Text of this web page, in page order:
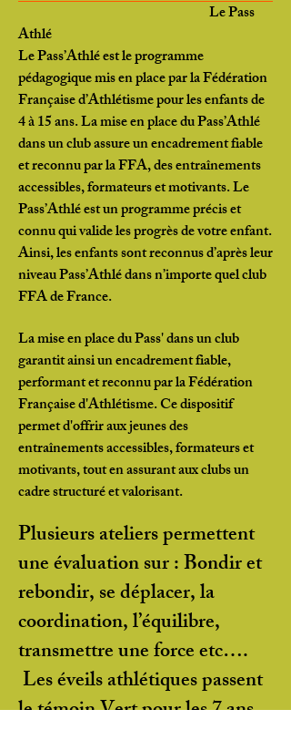
Le Pass
Athlé
Le Pass’Athlé est le programme
pédagogique mis en place par la Fédération
Française d’Athlétisme pour les enfants de
4 à 15 ans. La mise en place du Pass’Athlé
dans un club assure un encadrement fiable
et reconnu par la FFA, des entraînements
accessibles, formateurs et motivants. Le
Pass’Athlé est un programme précis et
connu qui valide les progrès de votre enfant.
Ainsi, les enfants sont reconnus d’après leur
niveau Pass’Athlé dans n’importe quel club
FFA de France.
La mise en place du Pass' dans un club
garantit ainsi un encadrement fiable,
performant et reconnu par la Fédération
Française d'Athlétisme. Ce dispositif
permet d'offrir aux jeunes des
entraînements accessibles, formateurs et
motivants, tout en assurant aux clubs un
cadre structuré et valorisant.
Plusieurs ateliers permettent
une évaluation sur : Bondir et
rebondir, se déplacer, la
coordination, l’équilibre,
transmettre une force etc….
Les éveils athlétiques passent
le témoin Vert pour les 7 ans